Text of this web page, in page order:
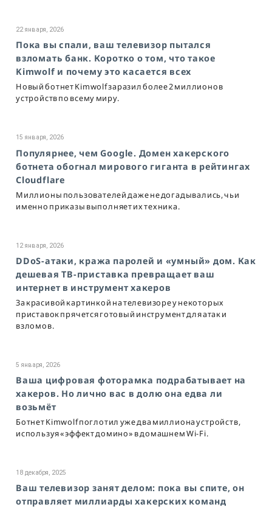
22 января, 2026
Пока вы спали, ваш телевизор пытался
взломать банк. Коротко о том, что такое
Kimwolf и почему это касается всех
Новый ботнет Kimwolf заразил более 2 миллионов
устройств по всему миру.
15 января, 2026
Популярнее, чем Google. Домен хакерского
ботнета обогнал мирового гиганта в рейтингах
Cloudflare
Миллионы пользователей даже не догадывались, чьи
именно приказы выполняет их техника.
12 января, 2026
DDoS-атаки, кража паролей и «умный» дом. Как
дешевая ТВ-приставка превращает ваш
интернет в инструмент хакеров
За красивой картинкой на телевизоре у некоторых
приставок прячется готовый инструмент для атак и
взломов.
5 января, 2026
Ваша цифровая фоторамка подрабатывает на
хакеров. Но лично вас в долю она едва ли
возьмёт
Ботнет Kimwolf поглотил уже два миллиона устройств,
используя «эффект домино» в домашнем Wi-Fi.
18 декабря, 2025
Ваш телевизор занят делом: пока вы спите, он
отправляет миллиарды хакерских команд